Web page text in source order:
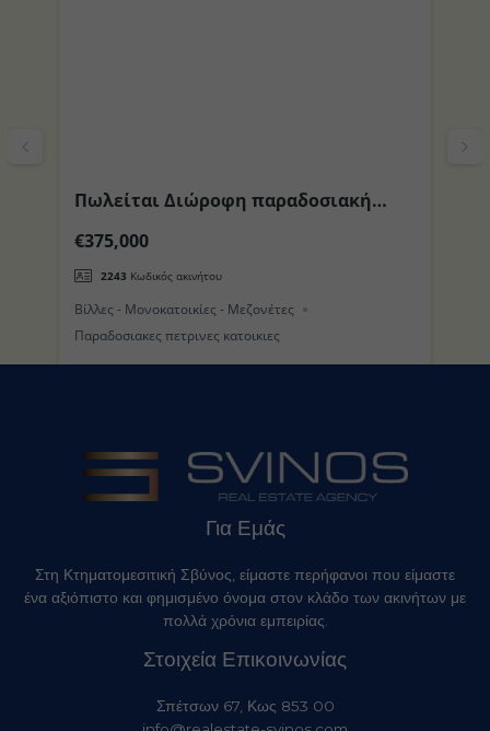
Πωλείται Διώροφη παραδοσιακή
(Τρούλος) στο Νησί της Νισύρου
€375,000
2243 Κωδικός ακινήτου
Βίλλες - Μονοκατοικίες - Μεζονέτες
Παραδοσιακες πετρινες κατοικιες
Για Εμάς
Στη Κτηματομεσιτική Σβύνος, είμαστε περήφανοι που είμαστε
ένα αξιόπιστο και φημισμένο όνομα στον κλάδο των ακινήτων με
πολλά χρόνια εμπειρίας.
Στοιχεία Επικοινωνίας
Σπέτσων 67, Κως 853 00